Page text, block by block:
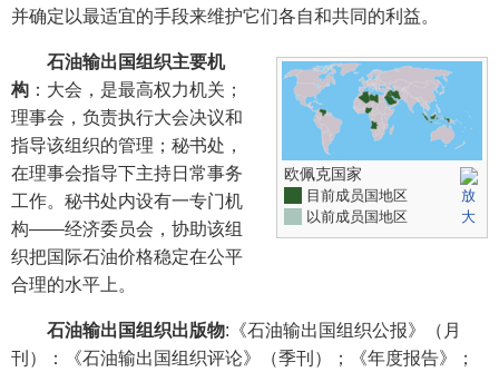
并确定以最适宜的手段来维护它们各自和共同的利益。
欧佩克国家
目前成员国地区
以前成员国地区
石油输出国组织主要机
构 ：大会，是最高权力机关；
理事会，负责执行大会决议和
指导该组织的管理；秘书处，
在理事会指导下主持日常事务
工作。秘书处内设有一专门机
构——经济委员会，协助该组
织把国际石油价格稳定在公平
合理的水平上。
石油输出国组织出版物:《石油输出国组织公报》（月
刊）：《石油输出国组织评论》（季刊）；《年度报告》；